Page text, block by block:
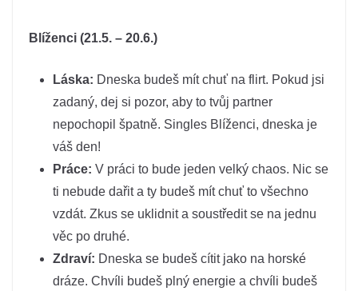
Blíženci (21.5. – 20.6.)
Láska: Dneska budeš mít chuť na flirt. Pokud jsi
zadaný, dej si pozor, aby to tvůj partner
nepochopil špatně. Singles Blíženci, dneska je
váš den!
Práce: V práci to bude jeden velký chaos. Nic se
ti nebude dařit a ty budeš mít chuť to všechno
vzdát. Zkus se uklidnit a soustředit se na jednu
věc po druhé.
Zdraví: Dneska se budeš cítit jako na horské
dráze. Chvíli budeš plný energie a chvíli budeš